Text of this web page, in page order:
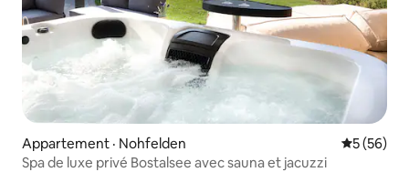
Appartement · Nohfelden Note
5 (56)
Spa de luxe privé Bostalsee avec sauna et jacuzzi